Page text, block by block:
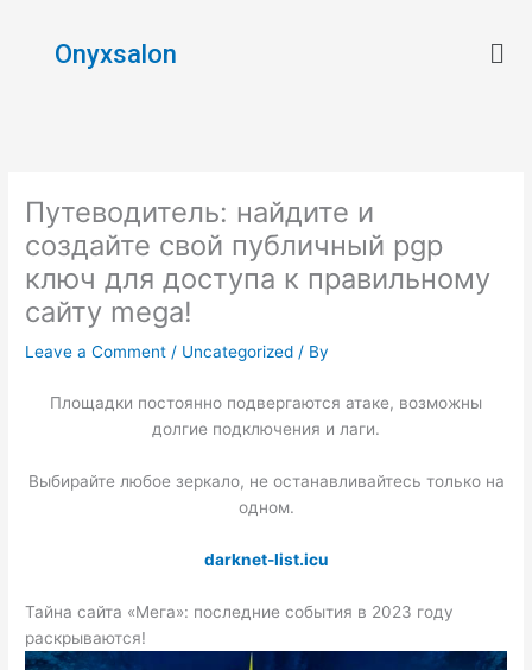
contentOnyxsalon
Путеводитель: найдите и
создайте свой публичный pgp
ключ для доступа к правильному
сайту mega!
Leave a Comment / Uncategorized / By
Площадки постоянно подвергаются атаке, возможны
долгие подключения и лаги.
Выбирайте любое зеркало, не останавливайтесь только на
одном.
darknet-list.icu
Тайна сайта «Мега»: последние события в 2023 году
раскрываются!